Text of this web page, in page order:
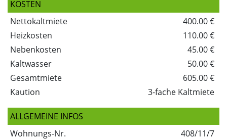
KOSTEN
Nettokaltmiete
400.00 €
Heizkosten
110.00 €
Nebenkosten
45.00 €
Kaltwasser
50.00 €
Gesamtmiete
605.00 €
Kaution
3-fache Kaltmiete
ALLGEMEINE INFOS
Wohnungs-Nr.
408/11/7